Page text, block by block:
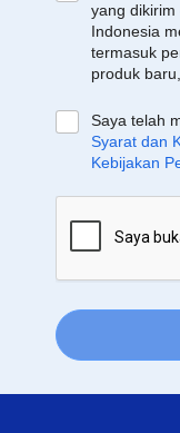
yang
Indonesia
termasuk
produk
Saya telah
Syarat dan
Kebijakan